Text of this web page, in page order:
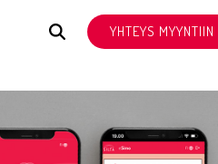
YHTEYS MYYNTIIN